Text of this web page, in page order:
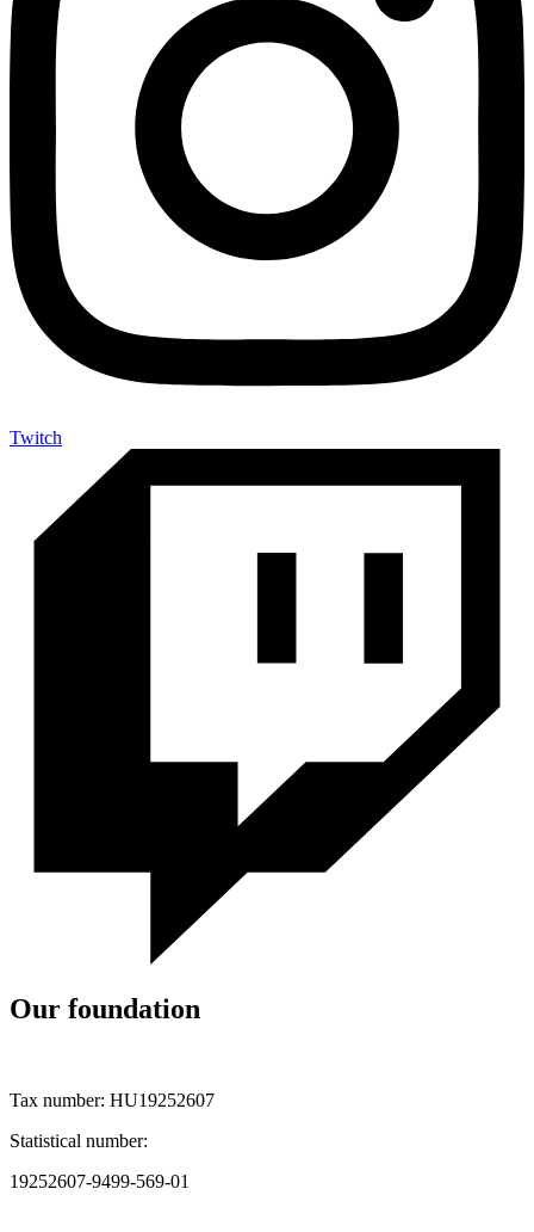
Twitch
Our foundation
Tax number: HU19252607
Statistical number:
19252607-9499-569-01